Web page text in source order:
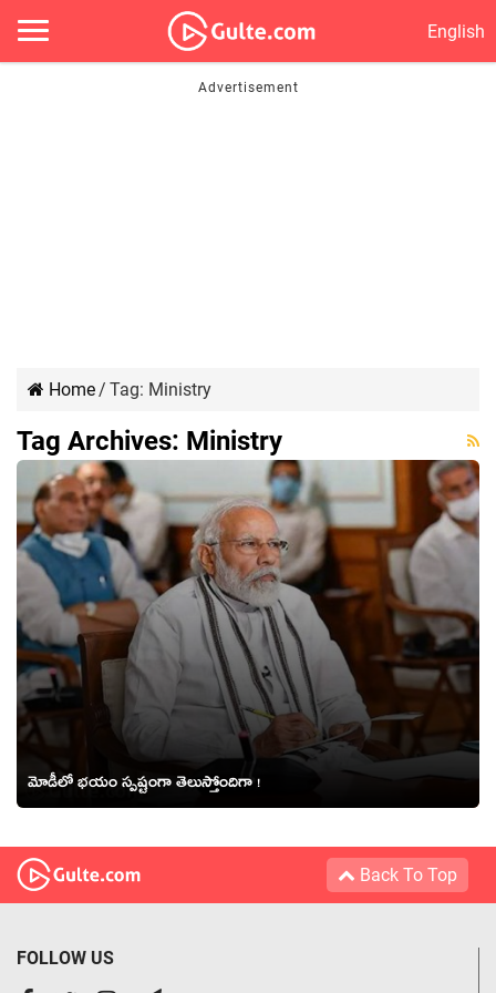
English
Home/ Tag: Ministry
Tag Archives: Ministry
మోడీలో భయం స్పష్టంగా తెలుస్తోందిగా !
Back To Top
FOLLOW US